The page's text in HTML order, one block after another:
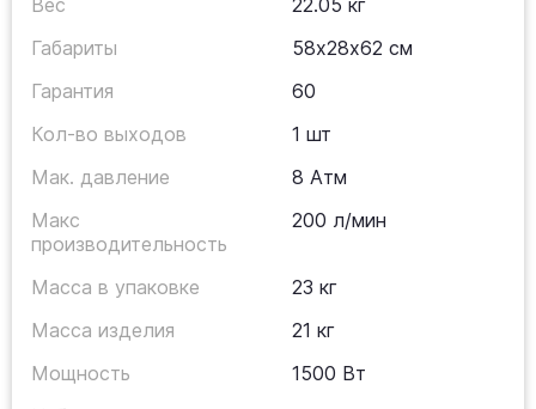
Вес
22.05 кг
Габариты
58х28х62 см
Гарантия
60
Кол-во выходов
1 шт
Мак. давление
8 Атм
Макс
производительность
200 л/мин
Масса в упаковке
23 кг
Масса изделия
21 кг
Мощность
1500 Вт